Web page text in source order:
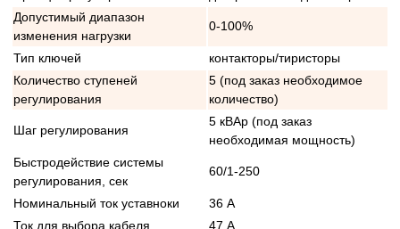
Допустимый диапазон
изменения нагрузки
0-100%
Тип ключей
контакторы/тиристоры
Количество ступеней
регулирования
5 (под заказ необходимое
количество)
Шаг регулирования
5 кВАр (под заказ
необходимая мощность)
Быстродействие системы
регулирования, сек
60/1-250
Номинальный ток уставноки
36 А
Ток для выбора кабеля
47 А